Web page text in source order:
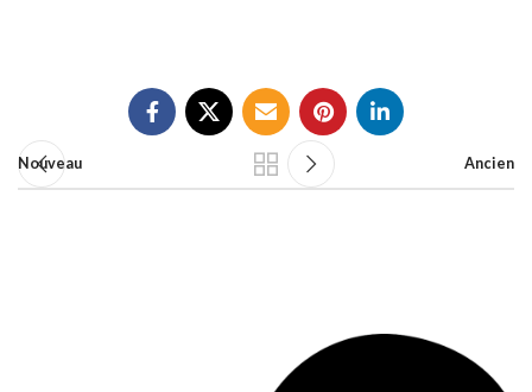
Nouveau Ancien